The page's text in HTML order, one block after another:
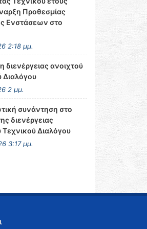
Προθεσμίας
Ενστάσεων στο
2:18 μμ.
διενέργειας ανοιχτού
Διαλόγου
2 μμ.
συνάντηση στο
διενέργειας
Τεχνικού Διαλόγου
3:17 μμ.